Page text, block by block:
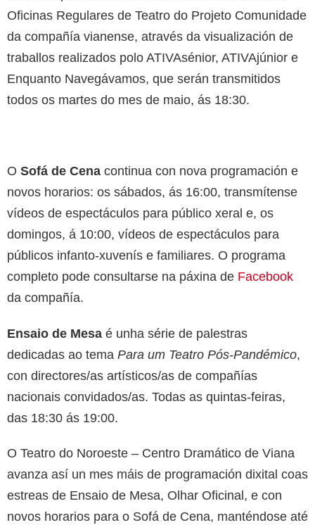
Oficinas Regulares de Teatro do Projeto Comunidade
da compañía vianense, através da visualización de
traballos realizados polo ATIVAsénior, ATIVAjúnior e
Enquanto Navegávamos, que serán transmitidos
todos os martes do mes de maio, ás 18:30.
O Sofá de Cena continua con nova programación e
novos horarios: os sábados, ás 16:00, transmítense
vídeos de espectáculos para público xeral e, os
domingos, á 10:00, vídeos de espectáculos para
públicos infanto-xuvenís e familiares. O programa
completo pode consultarse na páxina de Facebook
da compañía.
Ensaio de Mesa é unha série de palestras
dedicadas ao tema Para um Teatro Pós-Pandémico,
con directores/as artísticos/as de compañías
nacionais convidados/as. Todas as quintas-feiras,
das 18:30 ás 19:00.
O Teatro do Noroeste – Centro Dramático de Viana
avanza así un mes máis de programación dixital coas
estreas de Ensaio de Mesa, Olhar Oficinal, e con
novos horarios para o Sofá de Cena, manténdose até